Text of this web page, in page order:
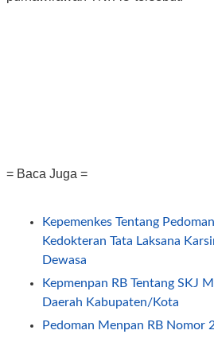
= Baca Juga =
Kepemenkes Tentang
Kedokteran Tata Laksana
Dewasa
Kepmenpan RB Tentang SKJ
Daerah Kabupaten/Kota
Pedoman Menpan RB Nomor